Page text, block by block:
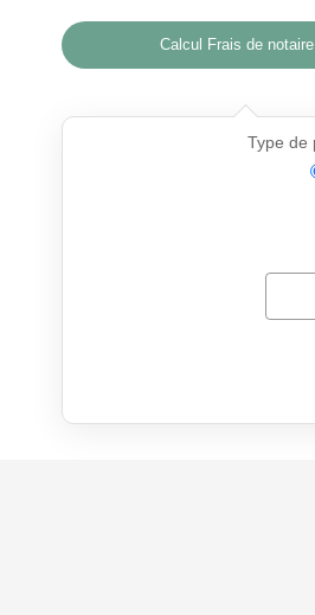
Calcul Frais de notaire